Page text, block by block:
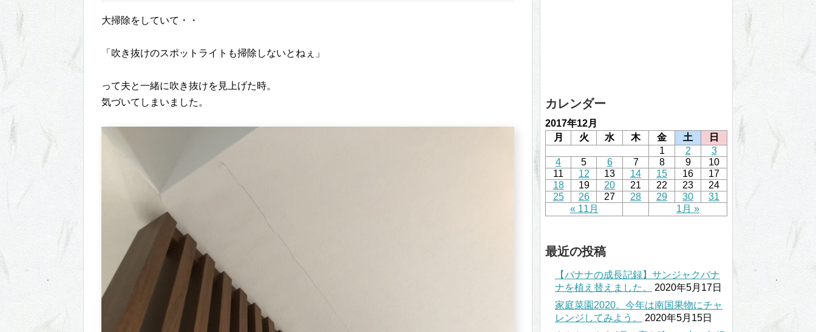
大掃除をしていて・・
「吹き抜けのスポットライトも掃除しないとねぇ」
って夫と一緒に吹き抜けを見上げた時。
気づいてしまいました。
カレンダー
2017年12月
月
火 水 木 金 土 日
« 11月 1月 »
1 2
3
4
5 6 7 8 9
10
11
12 13 14 15 16
17
18
19 20 21 22 23
24
25
26 27 28 29 30 31
最近の投稿
【バナナの成長記録】サンジャクバナ
ナを植え替えました。
2020年5月17日
家庭菜園2020。今年は南国果物にチャ
レンジしてみよう。
2020年5月15日